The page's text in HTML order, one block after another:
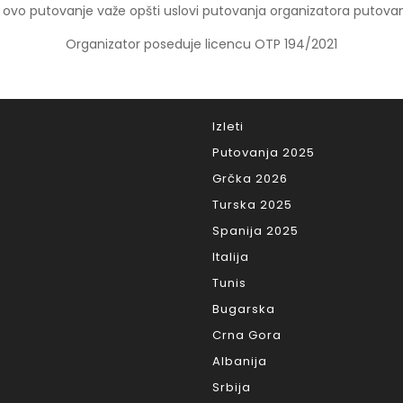
ovo putovanje važe opšti uslovi putovanja organizatora
Organizator poseduje licencu OTP 194/2021
Izleti
Putovanja 2025
Grčka 2026
Turska 2025
Spanija 2025
Italija
Tunis
Bugarska
Crna Gora
Albanija
Srbija